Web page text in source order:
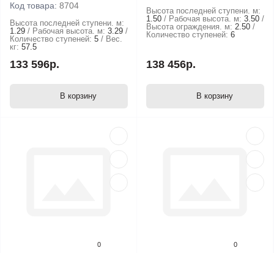
Код товара: 8704
Высота последней ступени. м:
1.29
Рабочая высота. м: 3.29
Количество ступеней: 5
Вес.
кг: 57.5
133 596р.
В корзину
Высота последней ступени. м:
1.50
Рабочая высота. м: 3.50
Высота ограждения. м: 2.50
Количество ступеней: 6
138 456р.
В корзину
0 0